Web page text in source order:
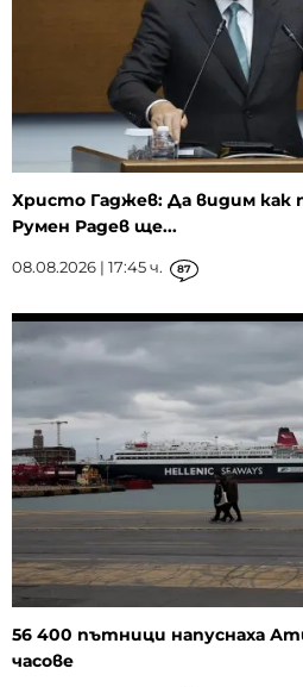
Христо Гаджев: Да видим
Румен Радев ще...
08.08.2026 | 17:45 ч. 87
56 400 пътници напуснаха
часове